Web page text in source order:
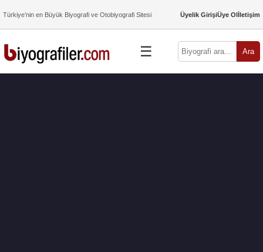
Türkiye’nin en Büyük Biyografi ve Otobiyografi Sitesi Üyelik GirişiÜye Olİletişim
☰ Ara